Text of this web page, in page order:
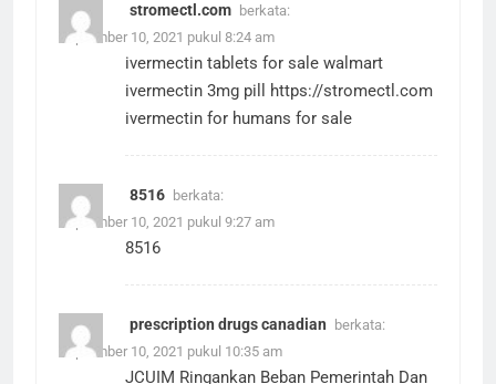
stromectl.com berkata:
September 10, 2021 pukul 8:24 am
ivermectin tablets for sale walmart
ivermectin 3mg pill
https://stromectl.com
ivermectin for humans for sale
8516 berkata:
September 10, 2021 pukul 9:27 am
8516
prescription drugs canadian
berkata:
September 10, 2021 pukul 10:35 am
JCUIM Ringankan Beban Pemerintah Dan